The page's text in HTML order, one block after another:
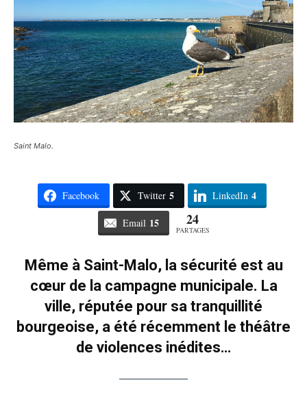
Saint Malo.
Facebook Twitter 5 LinkedIn 4
Email 15 24
PARTAGES
Même à Saint-Malo, la sécurité est au
cœur de la campagne municipale. La
ville, réputée pour sa tranquillité
bourgeoise, a été récemment le théâtre
de violences inédites…